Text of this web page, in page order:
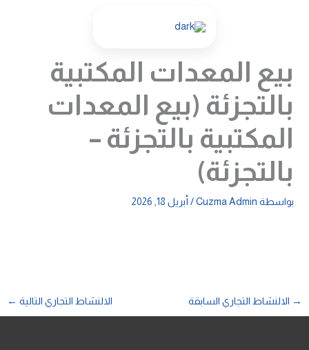
بيع المعدات المكتبية
بالتجزئة (بيع المعدات
المكتبية بالتجزئة –
بالتجزئة)
بواسطة Cuzma Admin
/ أبريل 18, 2026
→ الالنشاط التجاري السابقة الالنشاط التجاري التالية ←